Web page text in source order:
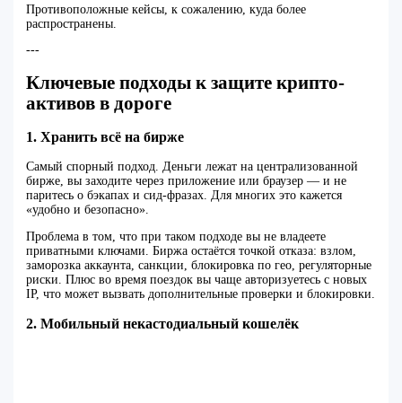
Противоположные кейсы, к сожалению, куда более
распространены.
---
Ключевые подходы к защите крипто-
активов в дороге
1. Хранить всё на бирже
Самый спорный подход. Деньги лежат на централизованной
бирже, вы заходите через приложение или браузер — и не
паритесь о бэкапах и сид-фразах. Для многих это кажется
«удобно и безопасно».
Проблема в том, что при таком подходе вы не владеете
приватными ключами. Биржа остаётся точкой отказа: взлом,
заморозка аккаунта, санкции, блокировка по гео, регуляторные
риски. Плюс во время поездок вы чаще авторизуетесь с новых
IP, что может вызвать дополнительные проверки и блокировки.
2. Мобильный некастодиальный кошелёк